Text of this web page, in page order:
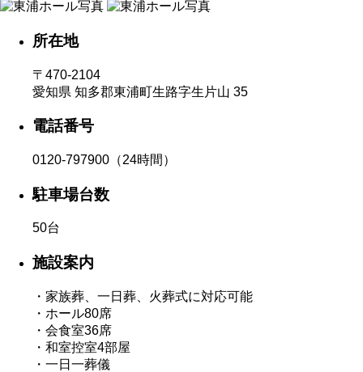
所在地
〒470-2104
愛知県 知多郡東浦町生路字生片山 35
電話番号
0120-797900（24時間）
駐車場台数
50台
施設案内
・家族葬、一日葬、火葬式に対応可能
・ホール80席
・会食室36席
・和室控室4部屋
・一日一葬儀